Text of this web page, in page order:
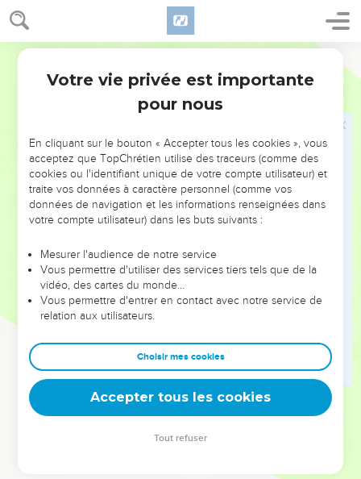
Genèse 12
11
וַיְהִ֕י כַּאֲשֶׁ֥ר הִקְרִ֖יב לָב֣וֹא מִצְרָ֑יְמָה וַיֹּ֙אמֶר֙ אֶל־שָׂרַ֣י אִשְׁתּ֔וֹ הִנֵּה־נָ֣א
יָדַ֔עְתִּי כִּ֛י אִשָּׁ֥ה יְפַת־מַרְאֶ֖ה אָֽתְּ׃
12
וְהָיָ֗ה כִּֽי־יִרְא֤וּ אֹתָךְ֙ הַמִּצְרִ֔ים וְאָמְר֖וּ אִשְׁתּ֣וֹ זֹ֑את וְהָרְג֥וּ אֹתִ֖י וְאֹתָ֥ךְ
13 אִמְרִי־נָ֖א אֲחֹ֣תִי אָ֑תְּ לְמַ֙עַן֙ יִֽיטַב־לִ֣י בַעֲבוּרֵ֔ךְ וְחָיְתָ֥ה נַפְשִׁ֖י בִּגְלָלֵֽךְ׃
וַיְהִ֕י כְּב֥וֹא אַבְרָ֖ם מִצְרָ֑יְמָה וַיִּרְא֤וּ הַמִּצְרִים֙ אֶת־הָ֣אִשָּׁ֔ה כִּֽי־יָפָ֥ה הִ֖וא
מְאֹֽד׃
וַיִּרְא֤וּ אֹתָהּ֙ שָׂרֵ֣י פַרְעֹ֔ה וַיְהַֽלְל֥וּ אֹתָ֖הּ אֶל־פַּרְעֹ֑ה וַתֻּקַּ֥ח הָאִשָּׁ֖ה בֵּ֥ית
פַּרְעֹֽה׃
וּלְאַבְרָ֥ם הֵיטִ֖יב בַּעֲבוּרָ֑הּ וַֽיְהִי־ל֤וֹ צֹאן־וּבָקָר֙ וַחֲמֹרִ֔ים וַעֲבָדִים֙
וַיְנַגַּ֨ע יְהוָ֧ה ׀ אֶת־פַּרְעֹ֛ה נְגָעִ֥ים גְּדֹלִ֖ים וְאֶת־בֵּית֑וֹ עַל־דְּבַ֥ר שָׂרַ֖י
אֵ֥שֶׁת אַבְרָֽם׃
וַיִּקְרָ֤א פַרְעֹה֙ לְאַבְרָ֔ם וַיֹּ֕אמֶר מַה־זֹּ֖את עָשִׂ֣יתָ לִּ֑י לָ֚מָּה לֹא־הִגַּ֣דְתָּ לִּ֔י
לָמָ֤ה אָמַ֙רְתָּ֙ אֲחֹ֣תִי הִ֔וא וָאֶקַּ֥ח אֹתָ֛הּ לִ֖י לְאִשָּׁ֑ה וְעַתָּ֕ה הִנֵּ֥ה אִשְׁתְּךָ֖
קַ֥ח וָלֵֽךְ׃
וַיְצַ֥ו עָלָ֛יו פַּרְעֹ֖ה אֲנָשִׁ֑ים וַֽיְשַׁלְּח֥וּ אֹת֛וֹ וְאֶת־אִשְׁתּ֖וֹ וְאֶת־כָּל־אֲשֶׁר־לֽוֹ׃
Hébreu : © Westminster Leningrad Codex - tanach.us --- Grec : © 2010 by the
Votre vie privée est importante
pour nous
En cliquant sur le bouton « Accepter tous les cookies », vous
acceptez que TopChrétien utilise des traceurs (comme des
cookies ou l'identifiant unique de votre compte utilisateur) et
traite vos données à caractère personnel (comme vos
données de navigation et les informations renseignées dans
votre compte utilisateur) dans les buts suivants :
Mesurer l'audience de notre service
Vous permettre d'utiliser des services tiers tels que de la
vidéo, des cartes du monde…
Vous permettre d'entrer en contact avec notre service de
relation aux utilisateurs.
Choisir mes cookies
Accepter tous les cookies
Tout refuser